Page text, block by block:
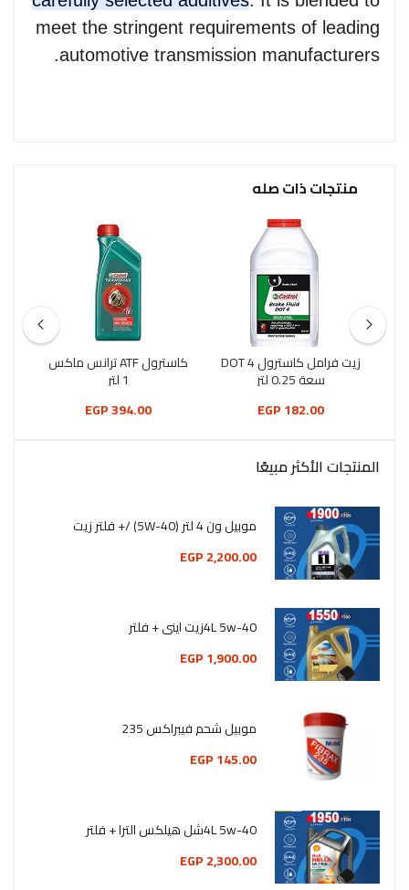
meet the stringent requirements of leading
automotive transmission manufacturers.
منتجات ذات صله
زيت فرامل كاسترول DOT 4
سعة 0.25 لتر
182.00 EGP
كاسترول ATF ترانس ماكس
1 لتر
394.00 EGP
المنتجات الأكثر مبيعًا
موبيل ون 4 لتر (5W-40) /+ فلتر زيت
2,200.00 EGP
4L 5w-40زيت اينى + فلتر
1,900.00 EGP
موبيل شحم فيبراكس 235
145.00 EGP
4L 5w-40شل هيلكس الترا + فلتر
2,300.00 EGP